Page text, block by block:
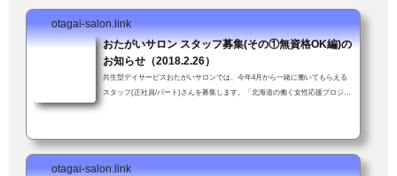
otagai-salon.link
おたがいサロン スタッフ募集(その①無資格OK編)の
お知らせ（2018.2.26）
共生型デイサービスおたがいサロンでは、今年4月から一緒に働いてもらえる
スタッフ(正社員/パート)さんを募集します。「北海道の働く女性応援プロジェ
迎！)「送迎業務が可能である旨も強調して下さい」とスタッフかわちゃんに
otagai-salon.link